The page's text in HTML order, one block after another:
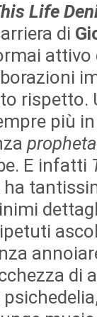
Life
di
attivo
rispetto.
più
E infatti
di